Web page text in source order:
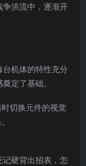
洪流中，逐渐开
机体的特性充分
定了基础。
切换元件的视觉
硬背出招表，怎